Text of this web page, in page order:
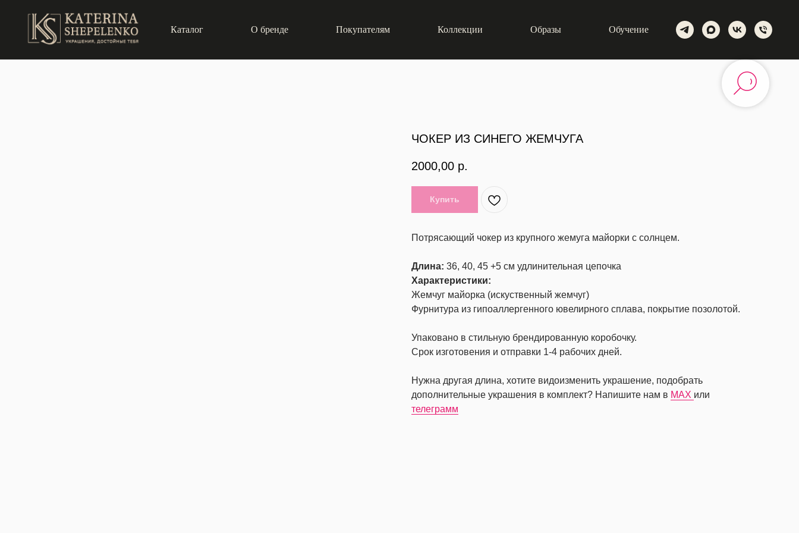
Каталог О бренде Покупателям Коллекции Образы Обучение
ЧОКЕР ИЗ СИНЕГО ЖЕМЧУГА
2000,00 р.
Купить
Потрясающий чокер из крупного жемуга майорки с солнцем.
Длина: 36, 40, 45 +5 см удлинительная цепочка
Характеристики:
Жемчуг майорка (искуственный жемчуг)
Фурнитура из гипоаллергенного ювелирного сплава, покрытие позолотой.
Упаковано в стильную брендированную коробочку.
Срок изготовения и отправки 1-4 рабочих дней.
Нужна другая длина, хотите видоизменить украшение, подобрать
дополнительные украшения в комплект? Напишите нам в MAX или
телеграмм